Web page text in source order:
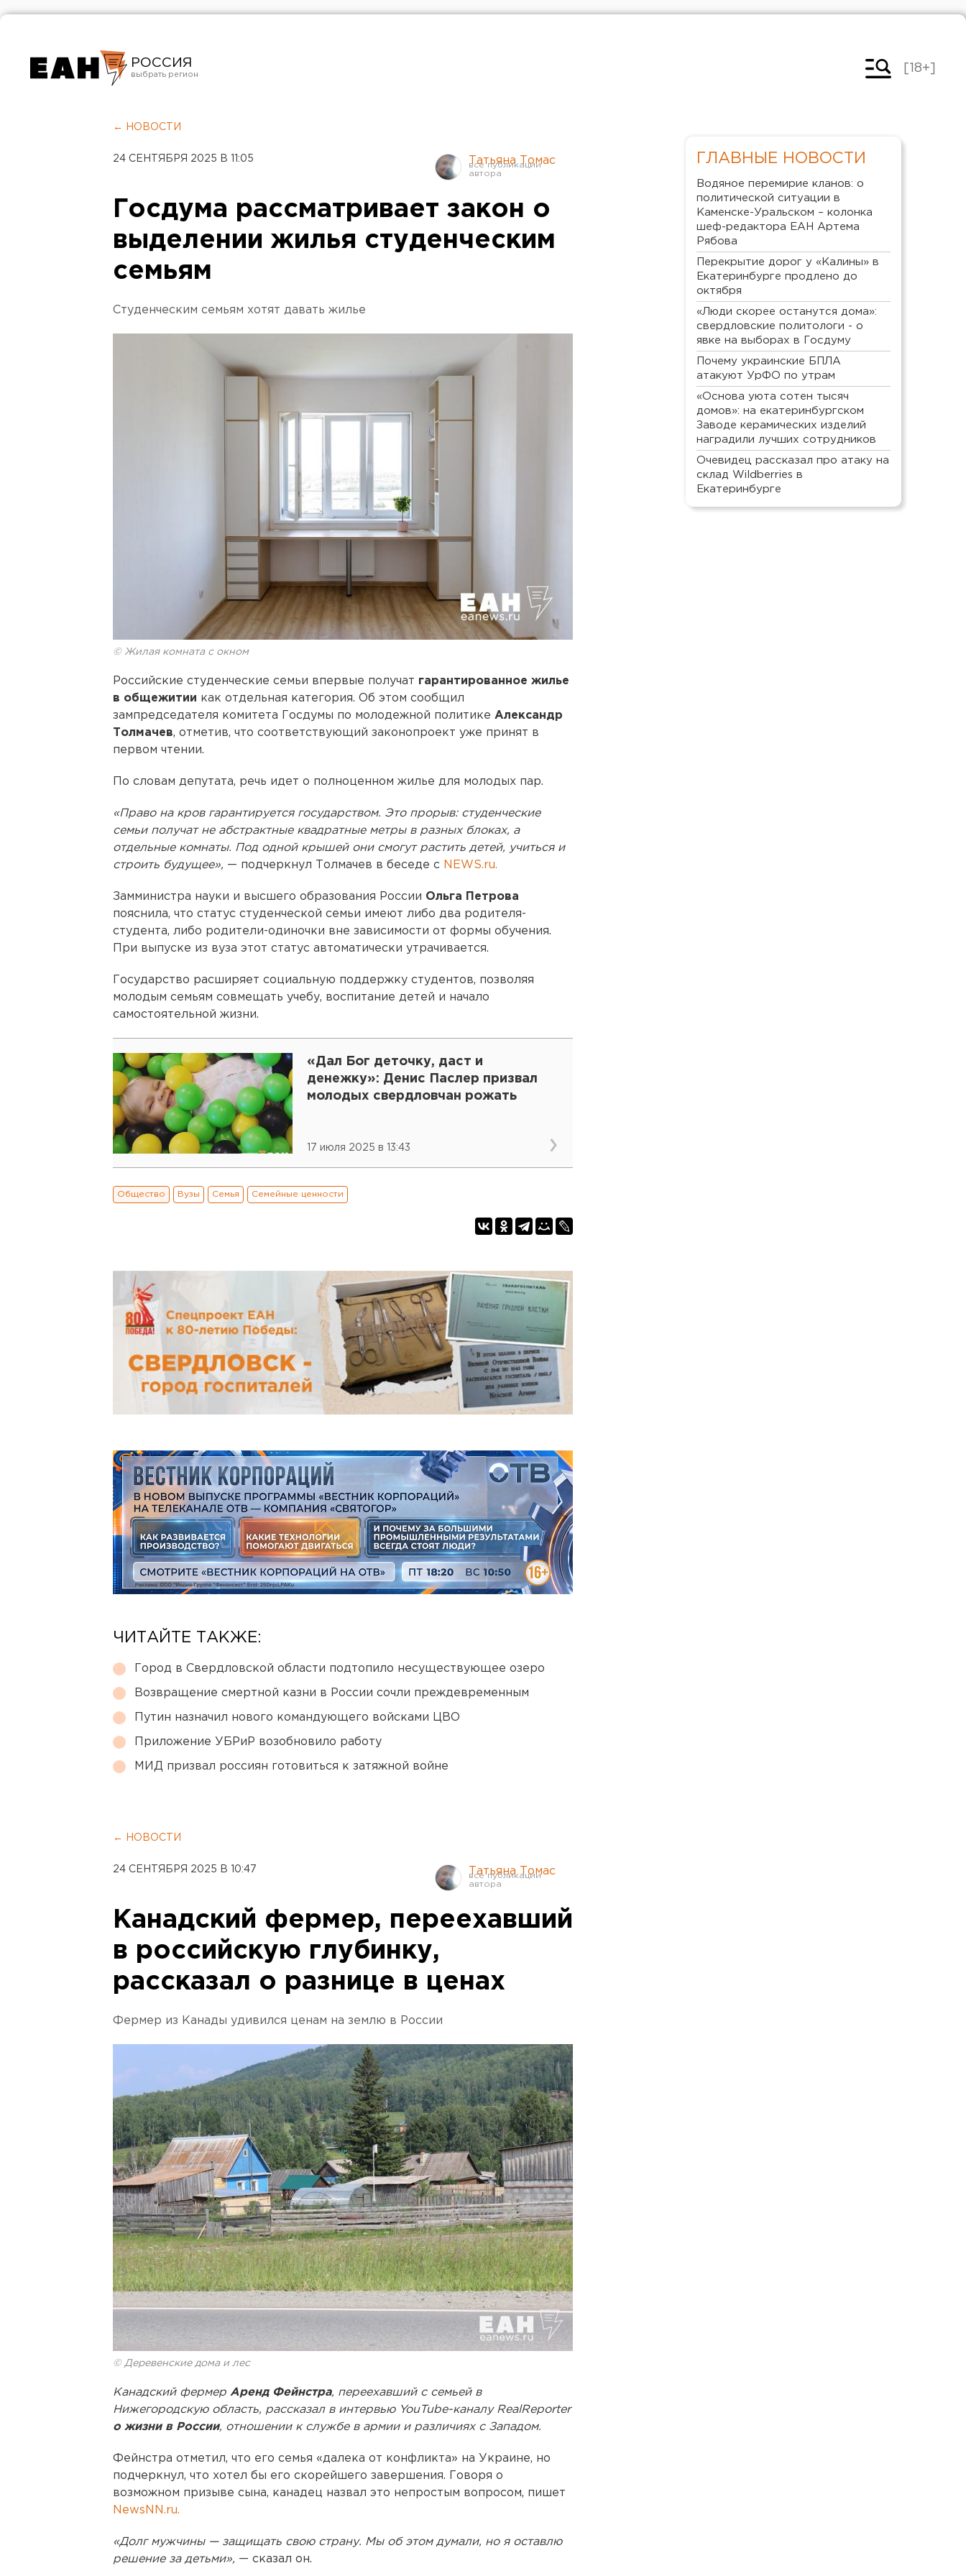
РОССИЯ
Челябинск
[18+]
← НОВОСТИ
24 СЕНТЯБРЯ 2025 В 11:05 Татьяна Томас
Госдума рассматривает закон о
выделении жилья студенческим
семьям
Студенческим семьям хотят давать жилье
© Жилая комната с окном
Российские студенческие семьи впервые получат гарантированное жилье
в общежитии как отдельная категория. Об этом сообщил
зампредседателя комитета Госдумы по молодежной политике Александр
Толмачев, отметив, что соответствующий законопроект уже принят в
первом чтении.
По словам депутата, речь идет о полноценном жилье для молодых пар.
«Право на кров гарантируется государством. Это прорыв: студенческие
семьи получат не абстрактные квадратные метры в разных блоках, а
отдельные комнаты. Под одной крышей они смогут растить детей, учиться и
строить будущее», — подчеркнул Толмачев в беседе с NEWS.ru.
Замминистра науки и высшего образования России Ольга Петрова
пояснила, что статус студенческой семьи имеют либо два родителя-
студента, либо родители-одиночки вне зависимости от формы обучения.
При выпуске из вуза этот статус автоматически утрачивается.
Государство расширяет социальную поддержку студентов, позволяя
молодым семьям совмещать учебу, воспитание детей и начало
самостоятельной жизни.
«Дал Бог деточку, даст и
денежку»: Денис Паслер призвал
молодых свердловчан рожать
17 июля 2025 в 13:43
Общество Вузы Семья Семейные ценности
ЧИТАЙТЕ ТАКЖЕ:
Город в Свердловской области подтопило несуществующее озеро
Возвращение смертной казни в России сочли преждевременным
Путин назначил нового командующего войсками ЦВО
Приложение УБРиР возобновило работу
МИД призвал россиян готовиться к затяжной войне
← НОВОСТИ
24 СЕНТЯБРЯ 2025 В 10:47 Татьяна Томас
Канадский фермер, переехавший
в российскую глубинку,
рассказал о разнице в ценах
Фермер из Канады удивился ценам на землю в России
© Деревенские дома и лес
Канадский фермер Аренд Фейнстра, переехавший с семьей в
Нижегородскую область, рассказал в интервью YouTube-каналу RealReporter
о жизни в России, отношении к службе в армии и различиях с Западом.
Фейнстра отметил, что его семья «далека от конфликта» на Украине, но
подчеркнул, что хотел бы его скорейшего завершения. Говоря о
возможном призыве сына, канадец назвал это непростым вопросом, пишет
NewsNN.ru.
«Долг мужчины — защищать свою страну. Мы об этом думали, но я оставлю
решение за детьми», — сказал он.
ГЛАВНЫЕ НОВОСТИ
Водяное перемирие кланов: о
политической ситуации в
Каменске-Уральском – колонка
шеф-редактора ЕАН Артема
Рябова
Перекрытие дорог у «Калины» в
Екатеринбурге продлено до
октября
«Люди скорее останутся дома»:
свердловские политологи - о
явке на выборах в Госдуму
Почему украинские БПЛА
атакуют УрФО по утрам
«Основа уюта сотен тысяч
домов»: на екатеринбургском
Заводе керамических изделий
наградили лучших сотрудников
Очевидец рассказал про атаку на
склад Wildberries в
Екатеринбурге